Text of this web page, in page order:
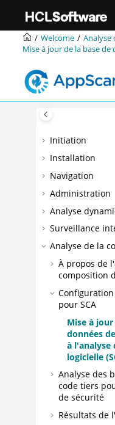
Welcome Analyse
Mise à jour de la base
Initiation
Installation
Navigation
Administration
Analyse
Surveillance
Analyse de la
À propos de
composition
pour SCA
Mise à
données
à l'analyse
logicielle
Analyse des
code tiers
de sécurité
Résultats de